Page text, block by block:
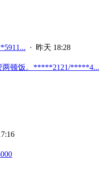
· 昨天 18:28
两顿饭。*****2121/*****4...